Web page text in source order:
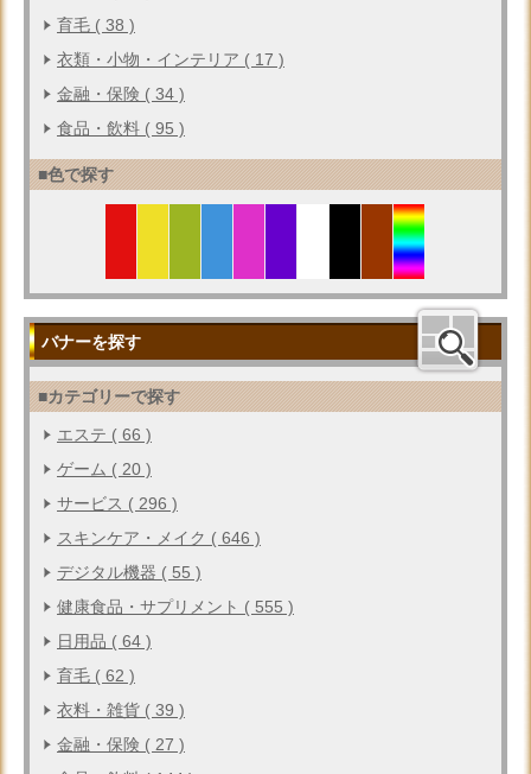
育毛 ( 38 )
衣類・小物・インテリア ( 17 )
金融・保険 ( 34 )
食品・飲料 ( 95 )
■色で探す
バナーを探す
■カテゴリーで探す
エステ ( 66 )
ゲーム ( 20 )
サービス ( 296 )
スキンケア・メイク ( 646 )
デジタル機器 ( 55 )
健康食品・サプリメント ( 555 )
日用品 ( 64 )
育毛 ( 62 )
衣料・雑貨 ( 39 )
金融・保険 ( 27 )